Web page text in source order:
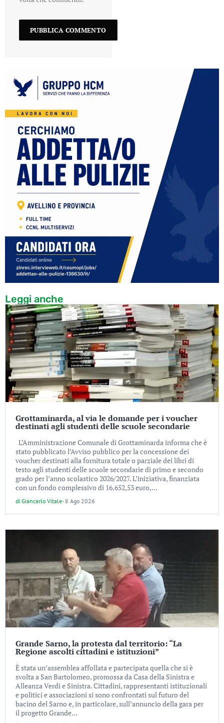
Leggi anche
Grottaminarda, al via le domande per i voucher
destinati agli studenti delle scuole secondarie
L’Amministrazione Comunale di Grottaminarda informa che è
stato pubblicato l’Avviso pubblico per la concessione dei
voucher destinati alla fornitura totale o parziale dei libri di
testo agli studenti delle scuole secondarie di primo e secondo
grado per l’anno scolastico 2026/2027. L’iniziativa, finanziata
con un fondo complessivo di 16.652,53 euro,...
di Giancarlo Vitale- 8 Ago 2026
Grande Sarno, la protesta dal territorio: “La
Regione ascolti cittadini e istituzioni”
È stata un’assemblea affollata e partecipata quella che si è
svolta a San Bartolomeo, promossa da Casa della Sinistra e
Alleanza Verdi e Sinistra. Cittadini, rappresentanti istituzionali
e politici e associazioni si sono confrontati sul futuro del
bacino del Sarno e, in particolare, sull’annuncio della gara per
il progetto Grande...